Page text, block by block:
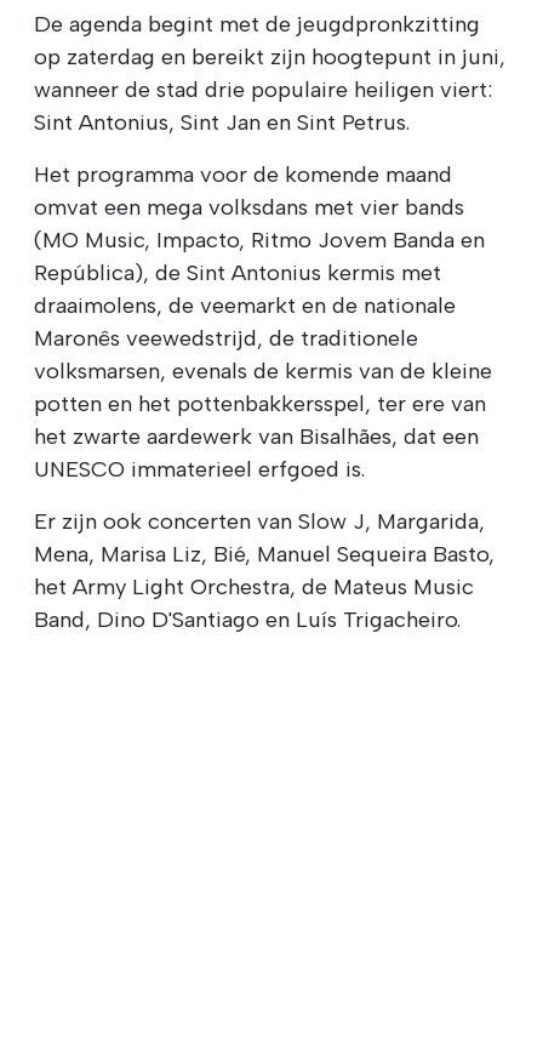
De agenda begint met de jeugdpronkzitting
op zaterdag en bereikt zijn hoogtepunt in juni,
wanneer de stad drie populaire heiligen viert:
Sint Antonius, Sint Jan en Sint Petrus.
Het programma voor de komende maand
omvat een mega volksdans met vier bands
(MO Music, Impacto, Ritmo Jovem Banda en
República), de Sint Antonius kermis met
draaimolens, de veemarkt en de nationale
Maronês veewedstrijd, de traditionele
volksmarsen, evenals de kermis van de kleine
potten en het pottenbakkersspel, ter ere van
het zwarte aardewerk van Bisalhães, dat een
UNESCO immaterieel erfgoed is.
Er zijn ook concerten van Slow J, Margarida,
Mena, Marisa Liz, Bié, Manuel Sequeira Basto,
het Army Light Orchestra, de Mateus Music
Band, Dino D'Santiago en Luís Trigacheiro.